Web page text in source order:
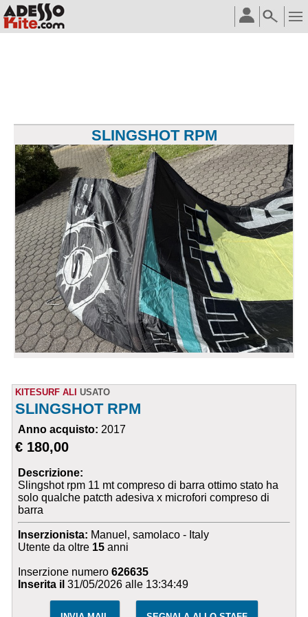
SLINGSHOT RPM
KITESURF ALI USATO
SLINGSHOT RPM
Anno acquisto: 2017
€ 180,00
Descrizione:
Slingshot rpm 11 mt compreso di barra ottimo stato ha
solo qualche patcth adesiva x microfori compreso di
barra
Inserzionista: Manuel, samolaco - Italy
Utente da oltre 15 anni
Inserzione numero626635
Inserita il 31/05/2026 alle 13:34:49